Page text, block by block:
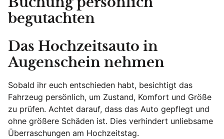
Buchung persönlich
begutachten
Das Hochzeitsauto in
Augenschein nehmen
Sobald ihr euch entschieden habt, besichtigt das
Fahrzeug persönlich, um Zustand, Komfort und Größe
zu prüfen. Achtet darauf, dass das Auto gepflegt und
ohne größere Schäden ist. Dies verhindert unliebsame
Überraschungen am Hochzeitstag.